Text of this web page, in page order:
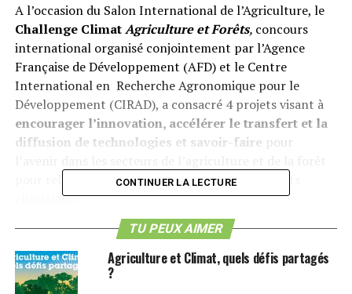
A l’occasion du Salon International de l’Agriculture, le
Challenge ClimatAgriculture et Forêts, concours
international organisé conjointement par l’Agence
Française de Développement (AFD) et le Centre
International en Recherche Agronomique pour le
Développement (CIRAD), a consacré 4 projets visant à
encourager l’innovation, accélérer le transfert et la
diffusion de technologies et savoir-faire pour
pour relever les défis induits par les dérèglements
climatiques.
Pendant la semaine du Salon International de
l’Agriculture, les 12 lauréats ont participé au Campus
innovation. Du 21 au 27 février, ils ont assisté à des
workshops et des conférences sur le management de
CONTINUER LA LECTURE
TU PEUX AIMER
Agriculture et Climat, quels défis partagés
?